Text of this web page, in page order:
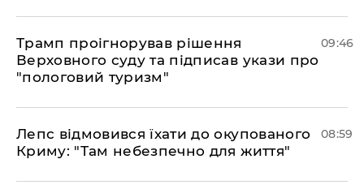
Трамп проігнорував рішення
Верховного суду та підписав укази про
"пологовий туризм"
09:46
Лепс відмовився їхати до окупованого
Криму: "Там небезпечно для життя"
08:59